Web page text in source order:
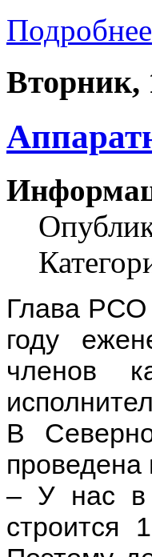
Подробнее
Вторник,
Глава РСО
году
членов
В
проведена
– У нас в
строится